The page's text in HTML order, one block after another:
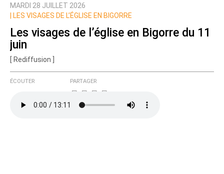
Nom
MARDI 28 JUILLET 2026
LES VISAGES DE L’ÉGLISE EN BIGORRE
Les visages de l’église en Bigorre du 11
juin
[ Rediffusion ]
ÉCOUTER PARTAGER